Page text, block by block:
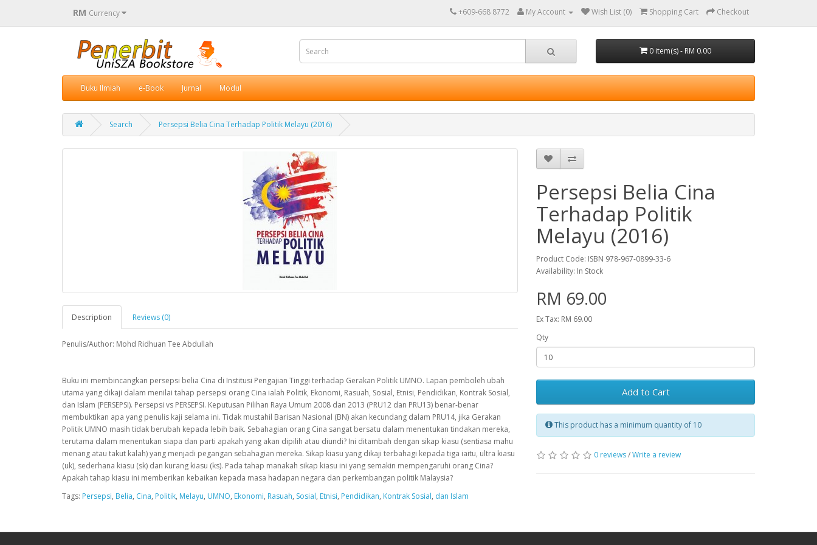
RM Currency +609-668 8772 My Account Wish List (0) Shopping Cart Checkout
0 item(s) - RM 0.00
Buku Ilmiah e-Book Jurnal Modul
Search Persepsi Belia Cina Terhadap Politik Melayu (2016)
Description Reviews (0)
Penulis/Author: Mohd Ridhuan Tee Abdullah
Buku ini membincangkan persepsi belia Cina di Institusi Pengajian Tinggi terhadap Gerakan Politik UMNO. Lapan pemboleh ubah
utama yang dikaji dalam menilai tahap persepsi orang Cina ialah Politik, Ekonomi, Rasuah, Sosial, Etnisi, Pendidikan, Kontrak Sosial,
dan Islam (PERSEPSI). Persepsi vs PERSEPSI. Keputusan Pilihan Raya Umum 2008 dan 2013 (PRU12 dan PRU13) benar-benar
membuktikan apa yang penulis kaji selama ini. Tidak mustahil Barisan Nasional (BN) akan kecundang dalam PRU14, jika Gerakan
Politik UMNO masih tidak berubah kepada lebih baik. Sebahagian orang Cina sangat bersatu dalam menentukan tindakan mereka,
terutama dalam menentukan siapa dan parti apakah yang akan dipilih atau diundi? Ini ditambah dengan sikap kiasu (sentiasa mahu
menang atau takut kalah) yang menjadi pegangan sebahagian mereka. Sikap kiasu yang dikaji terbahagi kepada tiga iaitu, ultra kiasu
(uk), sederhana kiasu (sk) dan kurang kiasu (ks). Pada tahap manakah sikap kiasu ini yang semakin mempengaruhi orang Cina?
Apakah tahap kiasu ini memberikan kebaikan kepada masa hadapan negara dan perkembangan politik Malaysia?
Persepsi Belia Cina
Terhadap Politik
Melayu (2016)
Product Code: ISBN 978-967-0899-33-6
Availability: In Stock
RM 69.00
Ex Tax: RM 69.00
Qty
Add to Cart
This product has a minimum quantity of 10
0 reviews/Write a review
Tags: Persepsi, Belia, Cina, Politik, Melayu, UMNO, Ekonomi, Rasuah, Sosial, Etnisi, Pendidikan, Kontrak Sosial, dan Islam